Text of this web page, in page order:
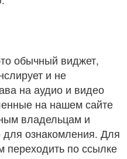
обычный виджет,
и не
на аудио и видео
на нашем сайте
владельцам и
для ознакомления. Для
переходить по ссылке